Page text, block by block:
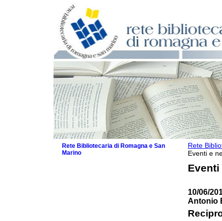
Rete
Eventi e
Eventi
10/06/
Antonio
Rete Bibliotecaria di Romagna e San
Marino